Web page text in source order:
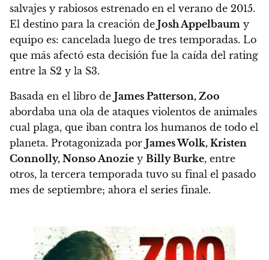
salvajes y rabiosos estrenado en el verano de 2015.
El destino para la creación de Josh Appelbaum y
equipo es: cancelada luego de tres temporadas. Lo
que más afectó esta decisión fue la caída del rating
entre la S2 y la S3.
Basada en el libro de James Patterson, Zoo
abordaba una ola de ataques violentos de animales
cual plaga, que iban contra los humanos de todo el
planeta. Protagonizada por James Wolk, Kristen
Connolly, Nonso Anozie y Billy Burke, entre
otros, la tercera temporada tuvo su final el pasado
mes de septiembre; ahora el series finale.